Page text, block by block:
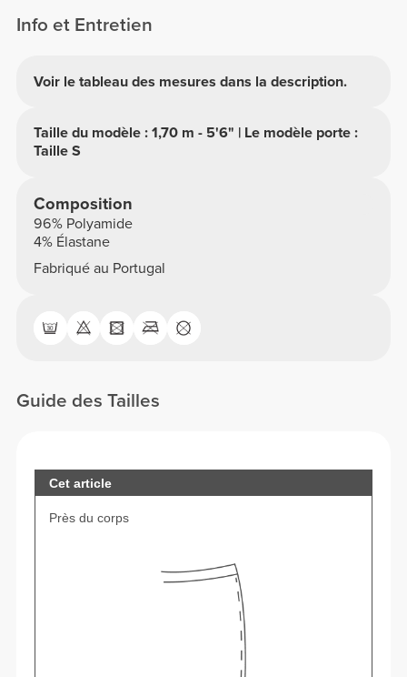
Info et Entretien
Voir le tableau des mesures dans la description.
Taille du modèle : 1,70 m - 5'6" | Le modèle porte :
Taille S
Composition
96% Polyamide
4% Élastane
Fabriqué au Portugal
Guide des Tailles
Cet article
Près du corps